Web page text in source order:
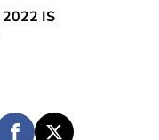
2022 IS 🤩🥳